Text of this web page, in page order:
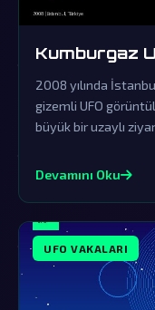
Kumburgaz
2008 yılında
gizemli UFO
büyük bir uzaylı
dünya dışı
Devamını Oku
UFO VAKALARI